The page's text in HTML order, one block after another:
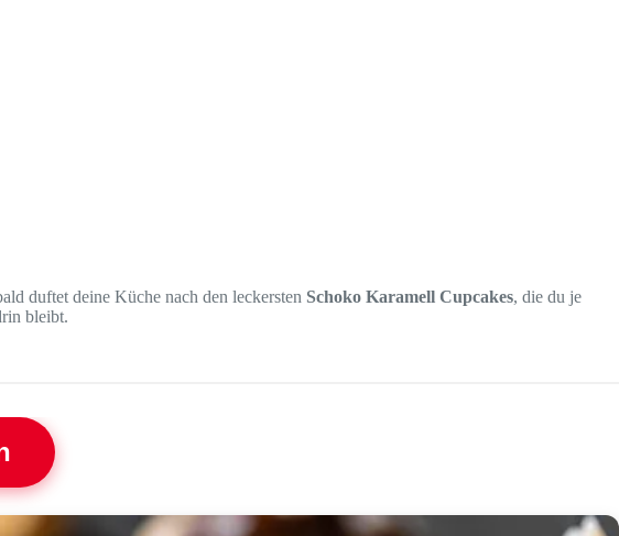
duftet deine Küche nach den leckersten Schoko Karamell Cupcakes, die du je
bleibt.